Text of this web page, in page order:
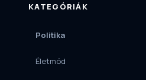
KATEGÓRIÁK
Politika
Életmód